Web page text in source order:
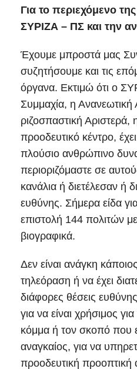
Για το περιεχόμενο
ΣΥΡΙΖΑ – ΠΣ και την
Έχουμε μπροστά μας
συζητήσουμε και τις
όργανα. Εκτιμώ ότι ο
Συμμαχία, η Ανανεωτική
ριζοσπαστική Αριστερά,
προοδευτικό κέντρο,
πλούσιο ανθρώπινο
περιοριζόμαστε σε
κανάλια ή διετέλεσαν ή
ευθύνης. Σήμερα είδα
επιστολή 144 πολιτών
βιογραφικά.
Δεν είναι ανάγκη
τηλεόραση ή να έχει
διάφορες θέσεις
για να είναι χρήσιμος
κόμμα ή τον σκοπό που
αναγκαίος, για να
προοδευτική προοπτική